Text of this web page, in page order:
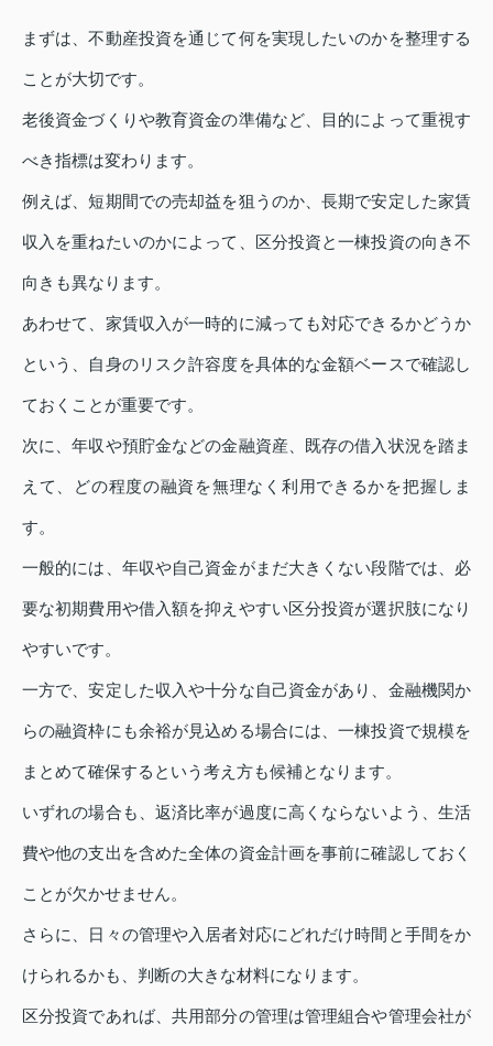
まずは、不動産投資を通じて何を実現したいのかを整理する
ことが大切です。
老後資金づくりや教育資金の準備など、目的によって重視す
べき指標は変わります。
例えば、短期間での売却益を狙うのか、長期で安定した家賃
収入を重ねたいのかによって、区分投資と一棟投資の向き不
向きも異なります。
あわせて、家賃収入が一時的に減っても対応できるかどうか
という、自身のリスク許容度を具体的な金額ベースで確認し
ておくことが重要です。
次に、年収や預貯金などの金融資産、既存の借入状況を踏ま
えて、どの程度の融資を無理なく利用できるかを把握しま
す。
一般的には、年収や自己資金がまだ大きくない段階では、必
要な初期費用や借入額を抑えやすい区分投資が選択肢になり
やすいです。
一方で、安定した収入や十分な自己資金があり、金融機関か
らの融資枠にも余裕が見込める場合には、一棟投資で規模を
まとめて確保するという考え方も候補となります。
いずれの場合も、返済比率が過度に高くならないよう、生活
費や他の支出を含めた全体の資金計画を事前に確認しておく
ことが欠かせません。
さらに、日々の管理や入居者対応にどれだけ時間と手間をか
けられるかも、判断の大きな材料になります。
区分投資であれば、共用部分の管理は管理組合や管理会社が